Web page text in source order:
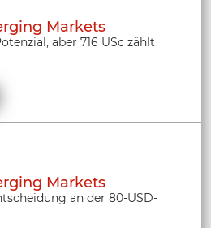
Markets
aber 716 USc zählt
Markets
an der 80-USD-